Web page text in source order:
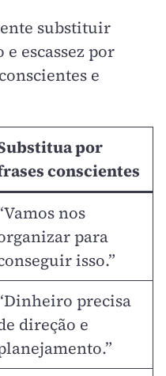
substituir
escassez por
e
por
conscientes
nos
para
isso.”
precisa
direção e